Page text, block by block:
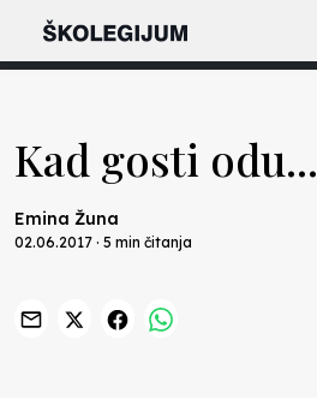
Kad gosti odu...
Emina Žuna
02.06.2017 · 5 min čitanja